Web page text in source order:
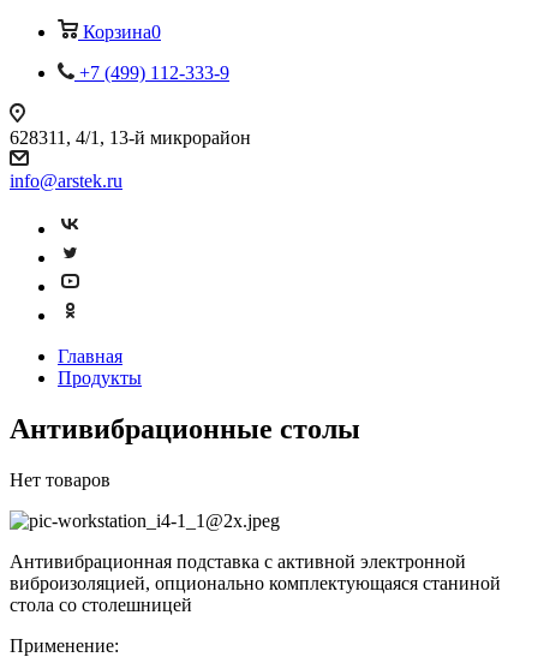
Корзина0
+7 (499) 112-333-9
628311, 4/1, 13-й микрорайон
info@arstek.ru
Главная
Продукты
Антивибрационные столы
Нет товаров
Антивибрационная подставка с активной электронной
виброизоляцией, опционально комплектующаяся станиной
стола со столешницей
Применение: